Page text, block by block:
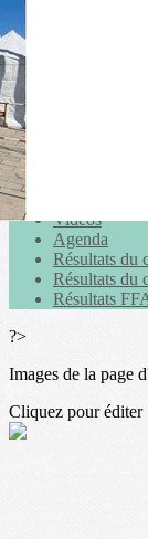
Exporter les lignes
Menu
<
>
Vidéos
Agenda
Résultats du
Résultats du
Résultats
?>
Images de la page
Cliquez pour éditer